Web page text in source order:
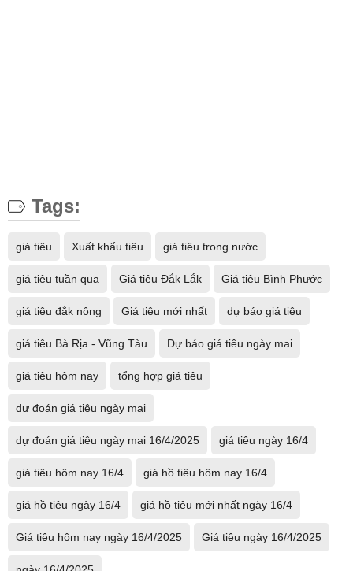
Tags:
giá tiêu Xuất khẩu tiêu giá tiêu trong nước
giá tiêu tuần qua Giá tiêu Đắk Lắk Giá tiêu Bình Phước
giá tiêu đắk nông Giá tiêu mới nhất dự báo giá tiêu
giá tiêu Bà Rịa - Vũng Tàu Dự báo giá tiêu ngày mai
giá tiêu hôm nay tổng hợp giá tiêu
dự đoán giá tiêu ngày mai
dự đoán giá tiêu ngày mai 16/4/2025 giá tiêu ngày 16/4
giá tiêu hôm nay 16/4 giá hồ tiêu hôm nay 16/4
giá hồ tiêu ngày 16/4 giá hồ tiêu mới nhất ngày 16/4
Giá tiêu hôm nay ngày 16/4/2025 Giá tiêu ngày 16/4/2025